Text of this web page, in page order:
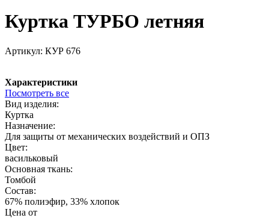
Куртка ТУРБО летняя
Артикул: КУР 676
Характеристики
Посмотреть все
Вид изделия:
Куртка
Назначение:
Для защиты от механических воздействий и ОПЗ
Цвет:
васильковый
Основная ткань:
Томбой
Состав:
67% полиэфир, 33% хлопок
Цена от